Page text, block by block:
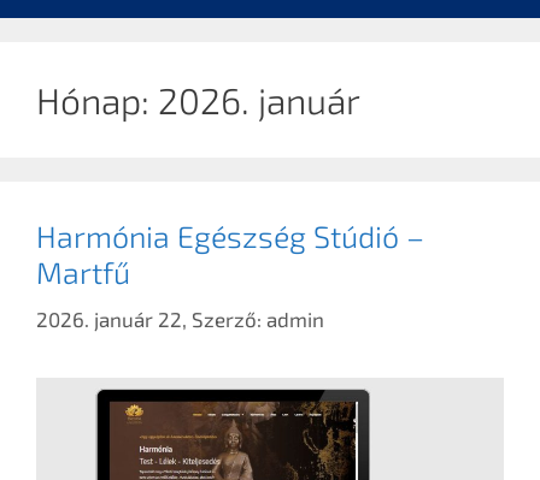
Hónap: 2026. január
Harmónia Egészség Stúdió –
Martfű
2026. január 22, Szerző: admin